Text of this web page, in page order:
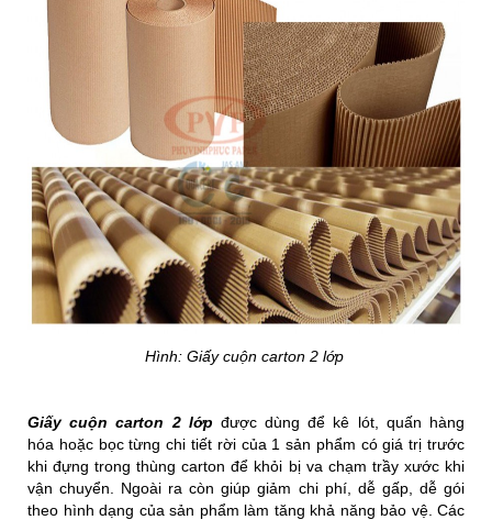
Hình: Giấy cuộn carton 2 lớp
Giấy cuộn carton 2 lớp được dùng để kê lót, quấn hàng
hóa hoặc bọc từng chi tiết rời của 1 sản phẩm có giá trị trước
khi đựng trong thùng carton để khỏi bị va chạm trầy xước khi
vận chuyển. Ngoài ra còn giúp giảm chi phí, dễ gấp, dễ gói
theo hình dạng của sản phẩm làm tăng khả năng bảo vệ. Các